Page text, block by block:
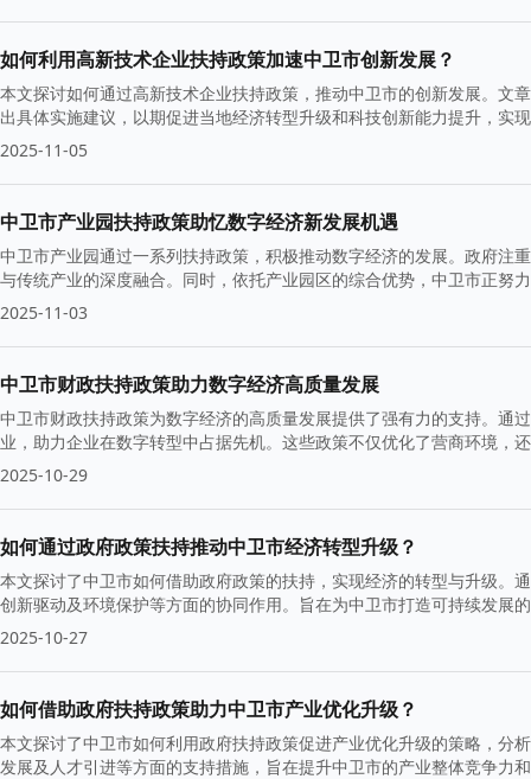
如何利用高新技术企业扶持政策加速中卫市创新发展？
本文探讨如何通过高新技术企业扶持政策，推动中卫市的创新发展。文
出具体实施建议，以期促进当地经济转型升级和科技创新能力提升，实
2025-11-05
中卫市产业园扶持政策助忆数字经济新发展机遇
中卫市产业园通过一系列扶持政策，积极推动数字经济的发展。政府注
与传统产业的深度融合。同时，依托产业园区的综合优势，中卫市正努
级。
2025-11-03
中卫市财政扶持政策助力数字经济高质量发展
中卫市财政扶持政策为数字经济的高质量发展提供了强有力的支持。通
业，助力企业在数字转型中占据先机。这些政策不仅优化了营商环境，
坚实基础。
2025-10-29
如何通过政府政策扶持推动中卫市经济转型升级？
本文探讨了中卫市如何借助政府政策的扶持，实现经济的转型与升级。
创新驱动及环境保护等方面的协同作用。旨在为中卫市打造可持续发展
2025-10-27
如何借助政府扶持政策助力中卫市产业优化升级？
本文探讨了中卫市如何利用政府扶持政策促进产业优化升级的策略，分
发展及人才引进等方面的支持措施，旨在提升中卫市的产业整体竞争力